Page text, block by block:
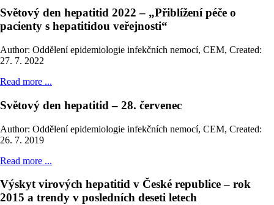
Světový den hepatitid 2022 – „Přiblížení péče o
pacienty s hepatitidou veřejnosti“
Author: Oddělení epidemiologie infekčních nemocí, CEM, Created:
27. 7. 2022
Read more ...
Světový den hepatitid – 28. červenec
Author: Oddělení epidemiologie infekčních nemocí, CEM, Created:
26. 7. 2019
Read more ...
Výskyt virových hepatitid v České republice – rok
2015 a trendy v posledních deseti letech